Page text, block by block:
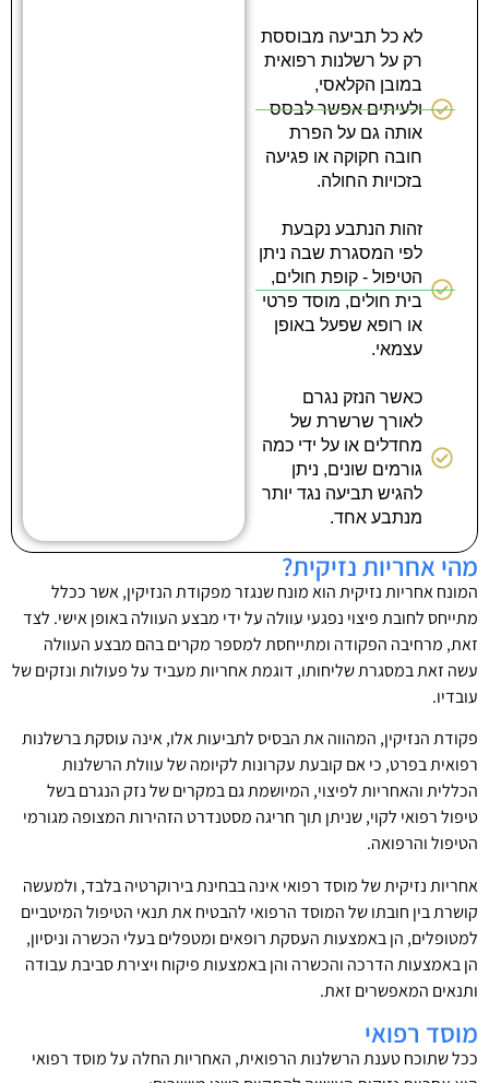
לא כל תביעה מבוססת
רק על רשלנות רפואית
במובן הקלאסי,
ולעיתים אפשר לבסס
אותה גם על הפרת
חובה חקוקה או פגיעה
בזכויות החולה.
זהות הנתבע נקבעת
לפי המסגרת שבה ניתן
הטיפול - קופת חולים,
בית חולים, מוסד פרטי
או רופא שפעל באופן
עצמאי.
כאשר הנזק נגרם
לאורך שרשרת של
מחדלים או על ידי כמה
גורמים שונים, ניתן
להגיש תביעה נגד יותר
מנתבע אחד.
מהי אחריות נזיקית?
המונח אחריות נזיקית הוא מונח שנגזר מפקודת הנזיקין, אשר ככלל
מתייחס לחובת פיצוי נפגעי עוולה על ידי מבצע העוולה באופן אישי. לצד
זאת, מרחיבה הפקודה ומתייחסת למספר מקרים בהם מבצע העוולה
עשה זאת במסגרת שליחותו, דוגמת אחריות מעביד על פעולות ונזקים של
עובדיו.
פקודת הנזיקין, המהווה את הבסיס לתביעות אלו, אינה עוסקת ברשלנות
רפואית בפרט, כי אם קובעת עקרונות לקיומה של עוולת הרשלנות
הכללית והאחריות לפיצוי, המיושמת גם במקרים של נזק הנגרם בשל
טיפול רפואי לקוי, שניתן תוך חריגה מסטנדרט הזהירות המצופה מגורמי
הטיפול והרפואה.
אחריות נזיקית של מוסד רפואי אינה בבחינת בירוקרטיה בלבד, ולמעשה
קושרת בין חובתו של המוסד הרפואי להבטיח את תנאי הטיפול המיטביים
למטופלים, הן באמצעות העסקת רופאים ומטפלים בעלי הכשרה וניסיון,
הן באמצעות הדרכה והכשרה והן באמצעות פיקוח ויצירת סביבת עבודה
ותנאים המאפשרים זאת.
מוסד רפואי
ככל שתוכח טענת הרשלנות הרפואית, האחריות החלה על מוסד רפואי